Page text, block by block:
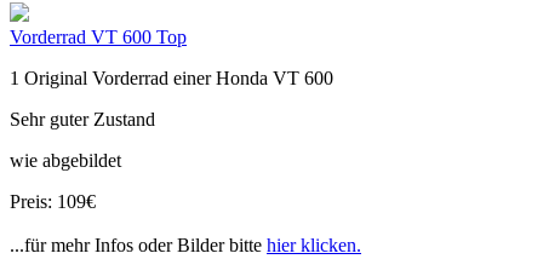
Vorderrad VT 600 Top
1 Original Vorderrad einer Honda VT 600
Sehr guter Zustand
wie abgebildet
Preis: 109€
...für mehr Infos oder Bilder bitte hier klicken.